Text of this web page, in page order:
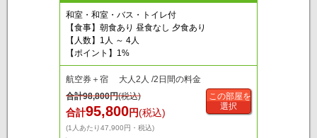
和室・和室・バス・トイレ付
【食事】朝食あり 昼食なし 夕食あり
【人数】1人 ～ 4人
【ポイント】1%
航空券＋宿 大人2人 /2日間の料金
合計98,800円(税込)
合計95,800円(税込)
(1人あたり47,900円・税込)
この部屋を
選択